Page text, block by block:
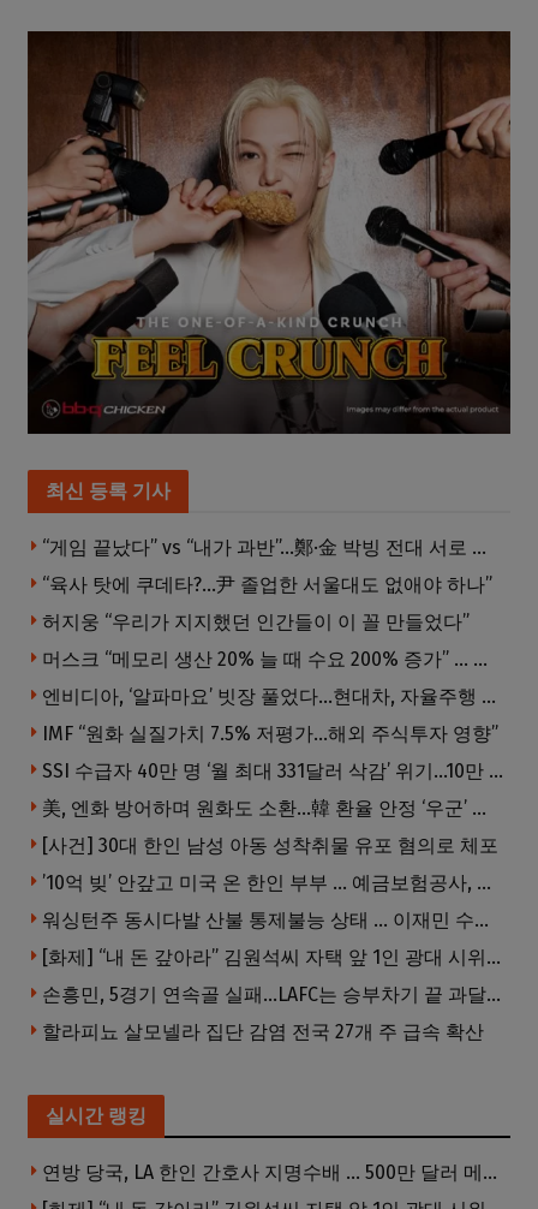
최신 등록 기사
“게임 끝났다” vs “내가 과반”…鄭·金 박빙 전대 서로 우위 주장
“육사 탓에 쿠데타?…尹 졸업한 서울대도 없애야 하나”
허지웅 “우리가 지지했던 인간들이 이 꼴 만들었다”
머스크 “메모리 생산 20% 늘 때 수요 200% 증가” … 반도체 매출 1조달러 눈 앞
엔비디아, ‘알파마요’ 빗장 풀었다…현대차, 자율주행 속도내나
IMF “원화 실질가치 7.5% 저평가…해외 주식투자 영향”
SSI 수급자 40만 명 ‘월 최대 331달러 삭감’ 위기…10만 명은 수급자격 상실
美, 엔화 방어하며 원화도 소환…韓 환율 안정 ‘우군’ 되나
[사건] 30대 한인 남성 아동 성착취물 유포 혐의로 체포
’10억 빚’ 안갚고 미국 온 한인 부부 … 예금보험공사, 미국서 소송
워싱턴주 동시다발 산불 통제불능 상태 … 이재민 수십만명
[화제] “내 돈 갚아라” 김원석씨 자택 앞 1인 광대 시위 … 한인 투자사, “108만 달러 못받아”
손흥민, 5경기 연속골 실패…LAFC는 승부차기 끝 과달라하라 격파
할라피뇨 살모넬라 집단 감염 전국 27개 주 급속 확산
실시간 랭킹
연방 당국, LA 한인 간호사 지명수배 … 500만 달러 메디캐어 사기, 선고 직전 한국 도주